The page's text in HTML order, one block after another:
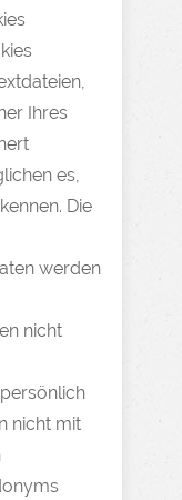
Ihres
es,
Die
werden
nicht
nicht mit